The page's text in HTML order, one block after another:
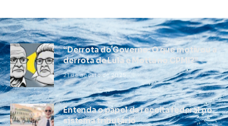
“Derrota do Governo: O que motivou a
derrota de Lula e Motta no CPMI?”
21 de agosto de 2025
Entenda o papel da receita federal no
sistema tributário